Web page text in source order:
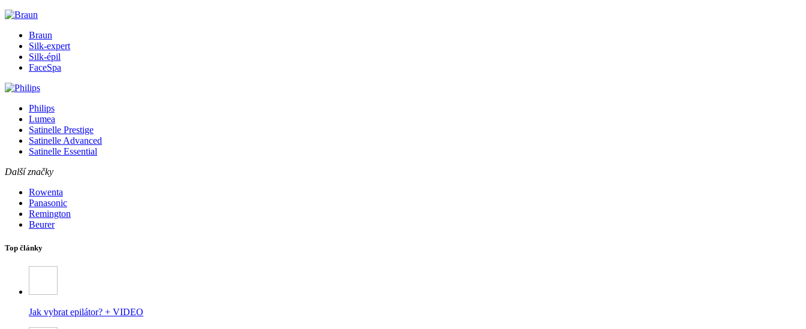
Braun
Silk-expert
Silk-épil
FaceSpa
Philips
Lumea
Satinelle Prestige
Satinelle Advanced
Satinelle Essential
Další značky
Rowenta
Panasonic
Remington
Beurer
Top články
Jak vybrat epilátor? + VIDEO